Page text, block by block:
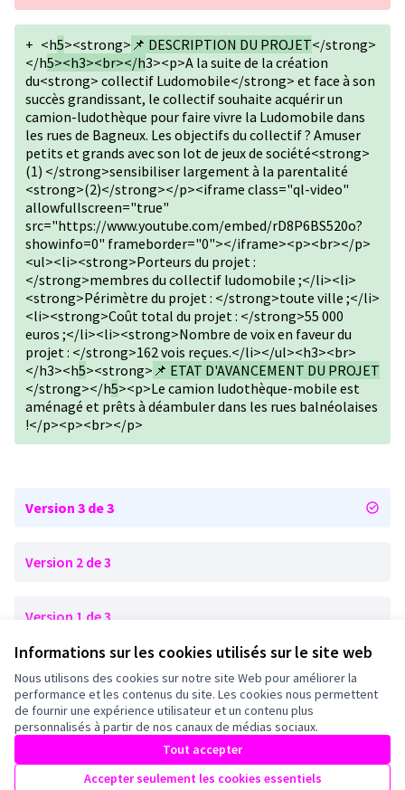
Informations sur les cookies utilisés sur le site web
Nous utilisons des cookies sur notre site Web pour améliorer la
performance et les contenus du site. Les cookies nous permettent
de fournir une expérience utilisateur et un contenu plus
personnalisés à partir de nos canaux de médias sociaux.
Tout accepter
Accepter seulement les cookies essentiels
+ <h5><strong> 📌 DESCRIPTION DU PROJET</strong>
</h5><h3><br></h3><p>A la suite de la création
du<strong> collectif Ludomobile</strong> et face à son
succès grandissant, le collectif souhaite acquérir un
camion-ludothèque pour faire vivre la Ludomobile dans
les rues de Bagneux. Les objectifs du collectif ? Amuser
petits et grands avec son lot de jeux de société<strong>
(1) </strong>sensibiliser largement à la parentalité
<strong>(2)</strong></p><iframe class="ql-video"
allowfullscreen="true"
src="https://www.youtube.com/embed/rD8P6BS520o?
showinfo=0" frameborder="0"></iframe><p><br></p>
<ul><li><strong>Porteurs du projet :
</strong>membres du collectif ludomobile ;</li><li>
<strong>Périmètre du projet : </strong>toute ville ;</li>
<li><strong>Coût total du projet : </strong>55 000
euros ;</li><li><strong>Nombre de voix en faveur du
projet : </strong>162 vois reçues.</li></ul><h3><br>
</h3><h5><strong> 📌 ETAT D'AVANCEMENT DU PROJET
</strong></h5><p>Le camion ludothèque-mobile est
aménagé et prêts à déambuler dans les rues balnéolaises
!</p><p><br></p>
Version 3 de 3
Version 2 de 3
Version 1 de 3
Conditions d'utilisation
Paramètres des cookies
Mairie de Bagneux sur X
(Lien externe)
Mairie de Bagneux sur Facebook
Mairie de Bagneux sur Instagram
Mairie de Bagneux sur YouTube
(Lien externe)